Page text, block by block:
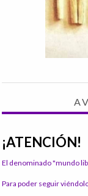
¡ATENCIÓN!
El denominado "mundo
Para poder seguir